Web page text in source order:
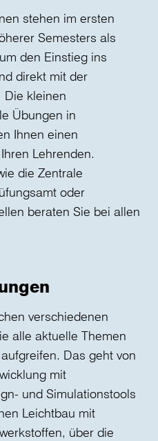
stehen im ersten
Semesters als
den Einstieg ins
direkt mit der
Die kleinen
Übungen in
Ihnen einen
Lehrenden.
die Zentrale
oder
beraten Sie bei allen
verschiedenen
alle aktuelle Themen
Das geht von
mit
und Simulationstools
Leichtbau mit
über die